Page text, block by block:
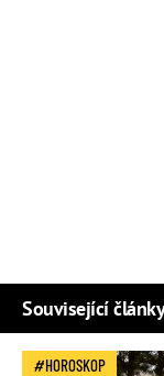
Související články
HOROSKOP